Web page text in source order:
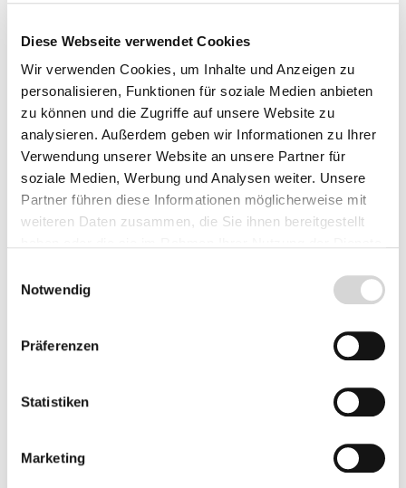
Diese Webseite verwendet Cookies
Wir verwenden Cookies, um Inhalte und Anzeigen zu
personalisieren, Funktionen für soziale Medien anbieten
zu können und die Zugriffe auf unsere Website zu
analysieren. Außerdem geben wir Informationen zu Ihrer
Verwendung unserer Website an unsere Partner für
soziale Medien, Werbung und Analysen weiter. Unsere
Partner führen diese Informationen möglicherweise mit
weiteren Daten zusammen, die Sie ihnen bereitgestellt
Notwendig
Präferenzen
Statistiken
Marketing
Kleine Schlauchdurchmesser, die Länge des
Schlachues und eingebaute Krümmungen
können den Wert extrem verändern.
Leistungsdiagramme der Pumpen aus der